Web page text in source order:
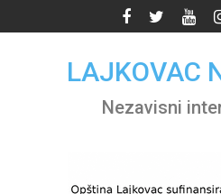
to
LAJKOVAC
Nezavisni